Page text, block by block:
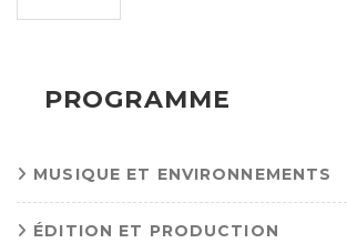
PROGRAMME
MUSIQUE ET ENVIRONNEMENTS
ÉDITION ET PRODUCTION